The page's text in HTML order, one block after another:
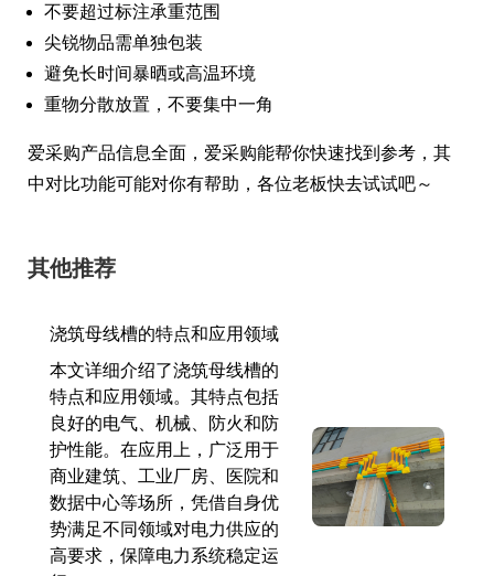
不要超过标注承重范围
尖锐物品需单独包装
避免长时间暴晒或高温环境
重物分散放置，不要集中一角
爱采购产品信息全面，爱采购能帮你快速找到参考，其
中对比功能可能对你有帮助，各位老板快去试试吧～
其他推荐
浇筑母线槽的特点和应用领域
本文详细介绍了浇筑母线槽的
特点和应用领域。其特点包括
良好的电气、机械、防火和防
护性能。在应用上，广泛用于
商业建筑、工业厂房、医院和
数据中心等场所，凭借自身优
势满足不同领域对电力供应的
高要求，保障电力系统稳定运